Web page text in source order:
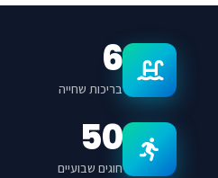
6
בריכות שחייה
50
חוגים שבועיים